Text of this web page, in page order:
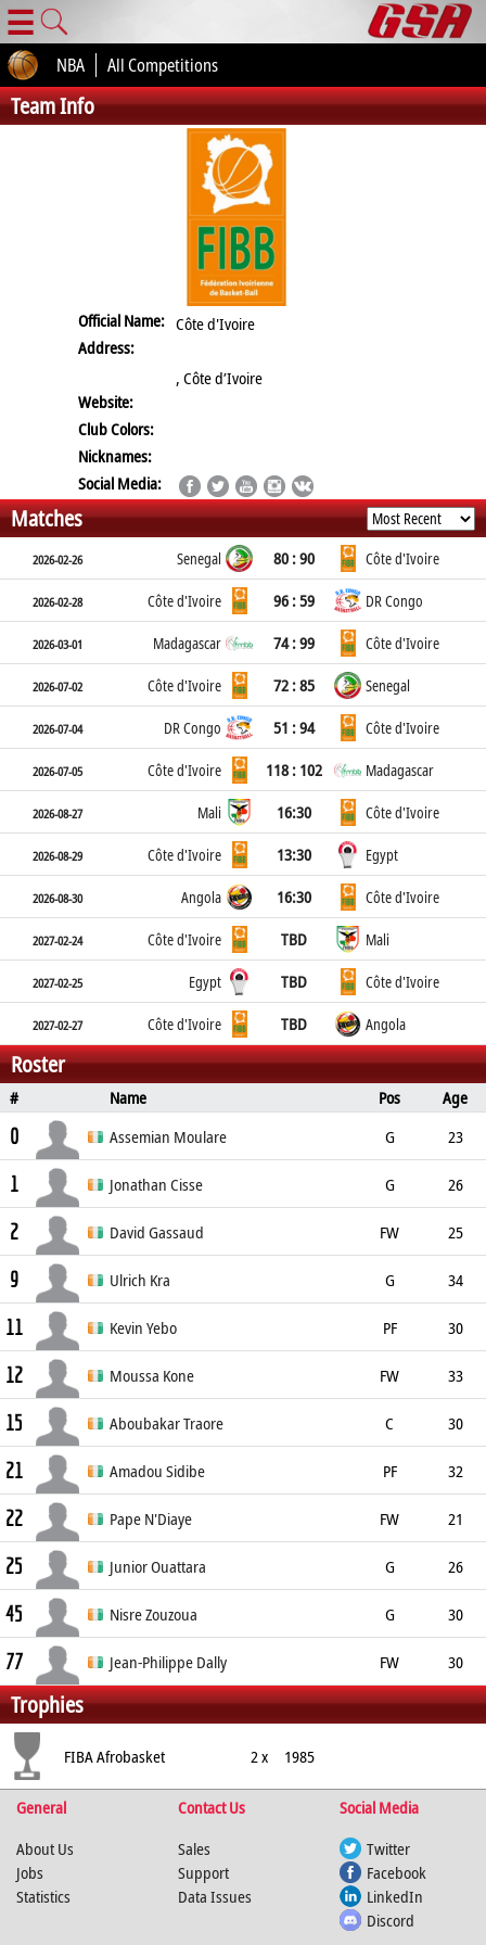
☰
NBA All Competitions
Team Info
Official Name: Côte d'Ivoire
Address:
, Côte d’Ivoire
Website:
Club Colors:
Nicknames:
Social Media:
Matches
2026-02-26 Senegal 80 : 90 Côte d'Ivoire
2026-02-28 Côte d'Ivoire 96 : 59 DR Congo
2026-03-01 Madagascar 74 : 99 Côte d'Ivoire
2026-07-02 Côte d'Ivoire 72 : 85 Senegal
2026-07-04 DR Congo 51 : 94 Côte d'Ivoire
2026-07-05 Côte d'Ivoire 118 : 102 Madagascar
2026-08-27 Mali 16:30 Côte d'Ivoire
2026-08-29 Côte d'Ivoire 13:30 Egypt
2026-08-30 Angola 16:30 Côte d'Ivoire
2027-02-24 Côte d'Ivoire TBD Mali
2027-02-25 Egypt TBD Côte d'Ivoire
2027-02-27 Côte d'Ivoire TBD Angola
Roster
# Name Pos
Age
Height
Weight Place of Birth
0 Assemian Moulare G 23
193cm
1 Jonathan Cisse G 26
192cm
2 David Gassaud FW 25
200cm
9 Ulrich Kra G 34
186cm
11 Kevin Yebo PF 30
202cm 92kg
12 Moussa Kone FW 33
15 Aboubakar Traore C 30
205cm
21 Amadou Sidibe PF 32
203cm
22 Pape N'Diaye FW 21
213cm 104kg
25 Junior Ouattara G 26
190cm
45 Nisre Zouzoua G 30
186cm
77 Jean-Philippe Dally FW 30
200cm
Trophies
FIBA Afrobasket 2 x 1985
General Contact Us
Social Media
About Us
Jobs
Statistics
Sales
Support
Data Issues
Twitter
Facebook
LinkedIn
Discord